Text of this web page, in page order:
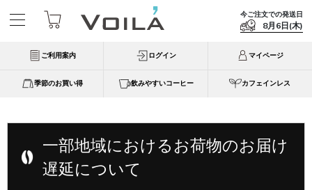
今ご注文での発送日
8月6日(木)
ご利用案内 ログイン マイページ
季節のお買い得 飲みやすいコーヒー カフェインレス
一部地域におけるお荷物のお届け
遅延について